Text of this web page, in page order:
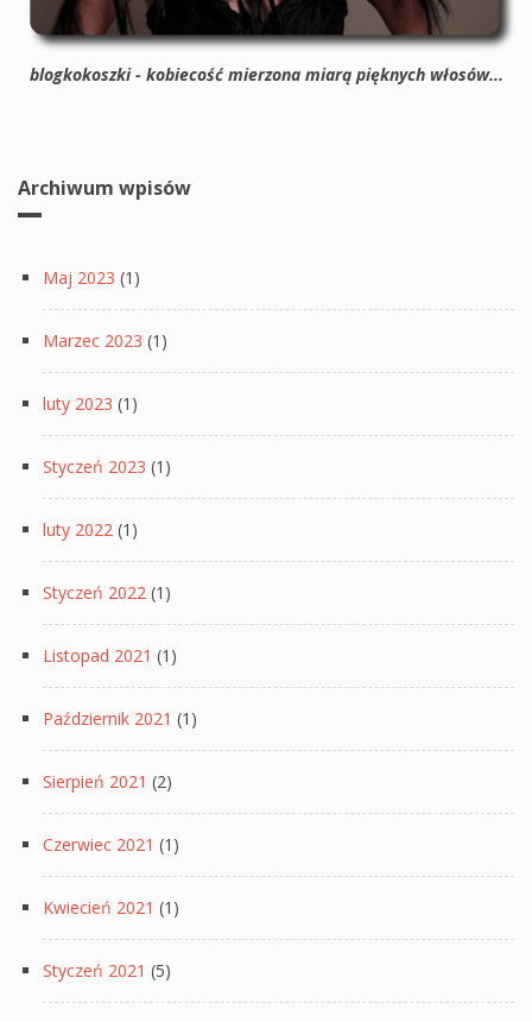
blogkokoszki - kobiecość mierzona miarą pięknych włosów...
Archiwum wpisów
Maj 2023 (1)
Marzec 2023 (1)
luty 2023 (1)
Styczeń 2023 (1)
luty 2022 (1)
Styczeń 2022 (1)
Listopad 2021 (1)
Październik 2021 (1)
Sierpień 2021 (2)
Czerwiec 2021 (1)
Kwiecień 2021 (1)
Styczeń 2021 (5)